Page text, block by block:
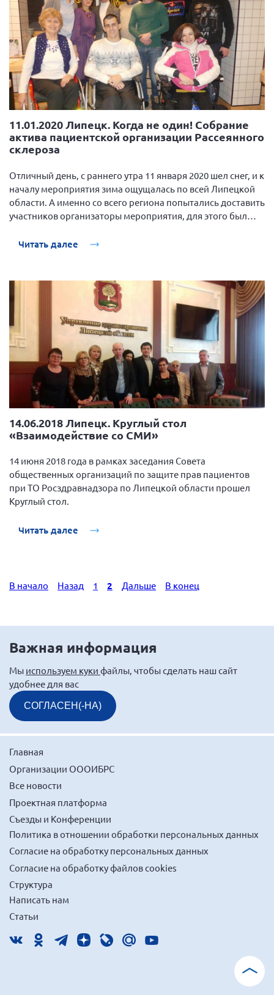
11.01.2020 Липецк. Когда не один! Собрание
актива пациентской организации Рассеянного
склероза
Отличный день, с раннего утра 11 января 2020 шел снег, и к
началу мероприятия зима ощущалась по всей Липецкой
области. А именно со всего региона попытались доставить
участников организаторы мероприятия, для этого был
маломобильных людей. Но снег не повлиял на тех, кому
Читать далее
14.06.2018 Липецк. Круглый стол
«Взаимодействие со СМИ»
14 июня 2018 года в рамках заседания Совета
общественных организаций по защите прав пациентов
при ТО Росздравнадзора по Липецкой области прошел
Круглый стол.
Читать далее
В начало Назад 1 2 Дальше В конец
Важная информация
Мы используем куки файлы, чтобы сделать наш сайт
удобнее для вас
СОГЛАСЕН(-НА)
Главная
Организации ОООИБРС
Все новости
Проектная платформа
Съезды и Конференции
Политика в отношении обработки персональных данных
Согласие на обработку персональных данных
Согласие на обработку файлов cookies
Структура
Написать нам
Статьи